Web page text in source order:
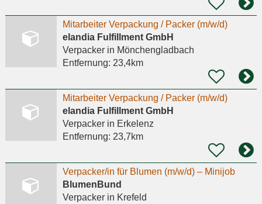
Mitarbeiter Verpackung / Packer (m/w/d)
elandia Fulfillment GmbH
Verpackerin Mönchengladbach
Entfernung: 23,4km
Mitarbeiter Verpackung / Packer (m/w/d)
elandia Fulfillment GmbH
Verpackerin Erkelenz
Entfernung: 23,7km
Verpacker/in für Blumen (m/w/d) – Minijob
BlumenBund
Verpackerin Krefeld